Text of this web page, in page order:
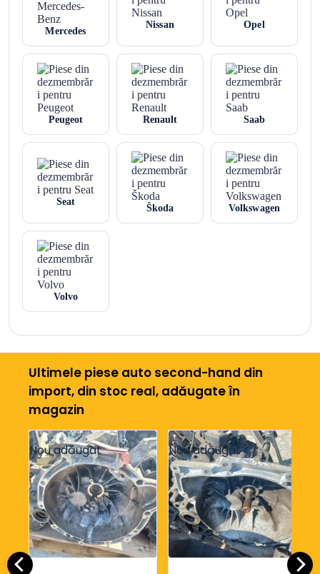
Mercedes
Nissan Opel
Peugeot Renault Saab
Seat
Škoda Volkswagen
Volvo
Ultimele piese auto second-hand din
import, din stoc real, adăugate în
magazin
Nou adăugat Nou adăugat